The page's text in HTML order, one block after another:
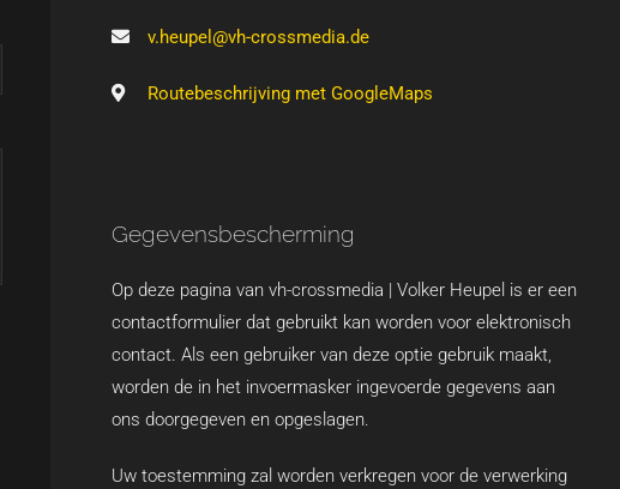
v.heupel@vh-crossmedia.de
Routebeschrijving met GoogleMaps
Gegevensbescherming
Op deze pagina van vh-crossmedia | Volker Heupel is er een
contactformulier dat gebruikt kan worden voor elektronisch
contact. Als een gebruiker van deze optie gebruik maakt,
worden de in het invoermasker ingevoerde gegevens aan
ons doorgegeven en opgeslagen.
Uw toestemming zal worden verkregen voor de verwerking